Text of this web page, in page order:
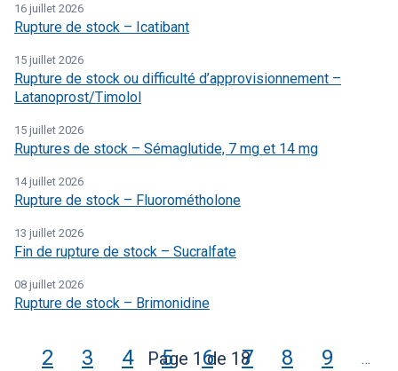
16 juillet 2026
Rupture de stock – Icatibant
15 juillet 2026
Rupture de stock ou difficulté d’approvisionnement –
Latanoprost/Timolol
15 juillet 2026
Ruptures de stock – Sémaglutide, 7 mg et 14 mg
14 juillet 2026
Rupture de stock – Fluorométholone
13 juillet 2026
Fin de rupture de stock – Sucralfate
08 juillet 2026
Rupture de stock – Brimonidine
Page
2 Page
3 Page
4 Page
5 Page
6 Page
7 Page
8 Page
9 …
Page 1 de 18